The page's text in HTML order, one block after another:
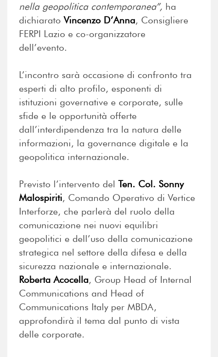
nella geopolitica contemporanea”, ha
dichiaratoVincenzo D’Anna, Consigliere
FERPI Lazio e co-organizzatore
dell’evento.
L’incontro sarà occasione di confronto tra
esperti di alto profilo, esponenti di
istituzioni governative e corporate, sulle
sfide e le opportunità offerte
dall’interdipendenza tra la natura delle
informazioni, la governance digitale e la
geopolitica internazionale.
Previsto l’intervento del Ten. Col. Sonny
Malospiriti, Comando Operativo di Vertice
Interforze, che parlerà del ruolo della
comunicazione nei nuovi equilibri
geopolitici e dell’uso della comunicazione
strategica nel settore della difesa e della
sicurezza nazionale e internazionale.
Roberta Acocella, Group Head of Internal
Communications and Head of
Communications Italy per MBDA,
approfondirà il tema dal punto di vista
delle corporate.